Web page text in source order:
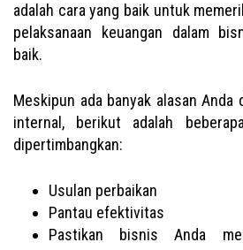
adalah cara yang baik untuk
pelaksanaan keuangan dalam
baik.
Meskipun ada banyak alasan Anda
internal, berikut adalah
dipertimbangkan:
Usulan perbaikan
Pantau efektivitas
Pastikan bisnis Anda